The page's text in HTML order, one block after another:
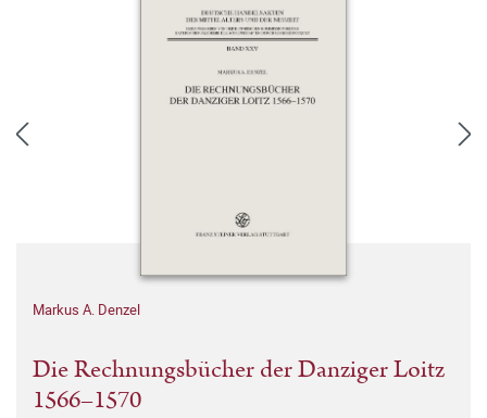
Markus A. Denzel
Die Rechnungsbücher der Danziger Loitz
1566–1570